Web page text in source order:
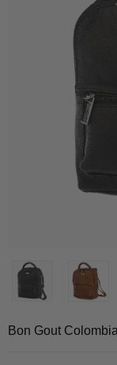
Bon Gout